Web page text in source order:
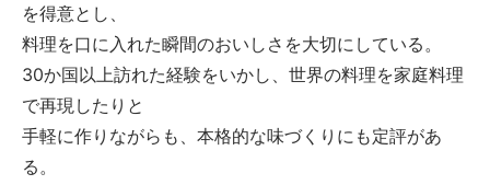
を得意とし、
料理を口に入れた瞬間のおいしさを大切にしている。
30か国以上訪れた経験をいかし、世界の料理を家庭料理
で再現したりと
手軽に作りながらも、本格的な味づくりにも定評があ
る。